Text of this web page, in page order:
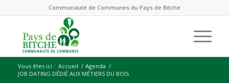
Communauté de Communes du Pays de Bitche
Vous êtes ici : Accueil / Agenda /
JOB DATING DÉDIÉ AUX MÉTIERS DU BOIS